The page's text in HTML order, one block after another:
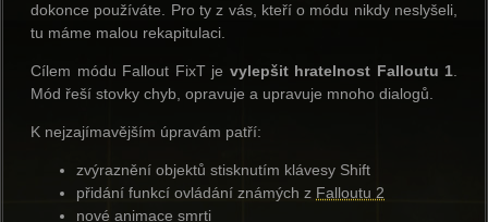
dokonce používáte. Pro ty z vás, kteří o módu nikdy neslyšeli,
tu máme malou rekapitulaci.
Cílem módu Fallout FixT je vylepšit hratelnost Falloutu 1.
Mód řeší stovky chyb, opravuje a upravuje mnoho dialogů.
K nejzajímavějším úpravám patří:
zvýraznění objektů stisknutím klávesy Shift
přidání funkcí ovládání známých z Falloutu 2
nové animace smrti